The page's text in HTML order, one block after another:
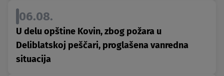
06.08.
U delu opštine Kovin, zbog požara u
Deliblatskoj peščari, proglašena vanredna
situacija